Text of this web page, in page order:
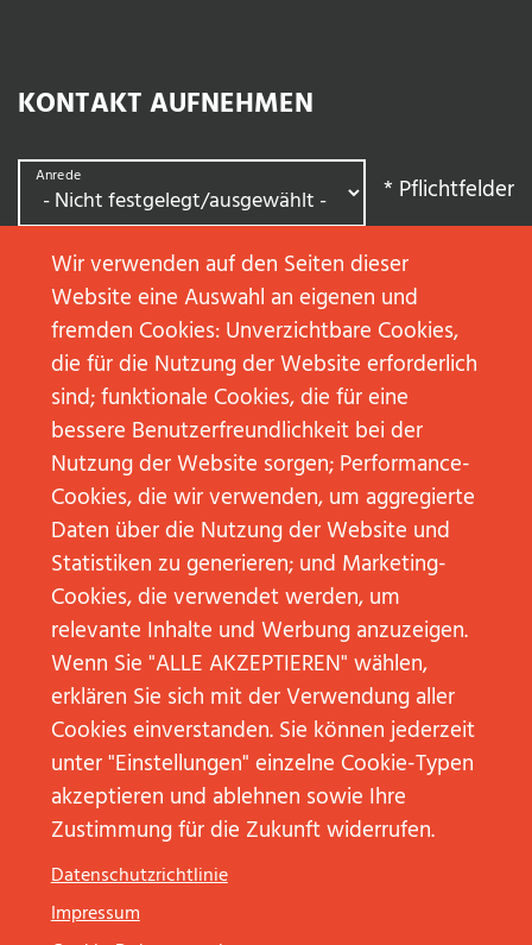
Wir verwenden auf den Seiten dieser
Website eine Auswahl an eigenen und
fremden Cookies: Unverzichtbare Cookies,
die für die Nutzung der Website erforderlich
sind; funktionale Cookies, die für eine
bessere Benutzerfreundlichkeit bei der
Nutzung der Website sorgen; Performance-
Cookies, die wir verwenden, um aggregierte
Daten über die Nutzung der Website und
Statistiken zu generieren; und Marketing-
Cookies, die verwendet werden, um
relevante Inhalte und Werbung anzuzeigen.
Wenn Sie "ALLE AKZEPTIEREN" wählen,
erklären Sie sich mit der Verwendung aller
Cookies einverstanden. Sie können jederzeit
unter "Einstellungen" einzelne Cookie-Typen
akzeptieren und ablehnen sowie Ihre
Zustimmung für die Zukunft widerrufen.
Datenschutzrichtlinie
Impressum
KONTAKT AUFNEHMEN
Anrede * Pflichtfelder
Vorname*
Nachname*
E-Mail*
Worum geht es Ihnen?*
Weitere Informationen zur Datenverarbeitung
finden Sie in unserenDatenschutzhinweisen
Absenden